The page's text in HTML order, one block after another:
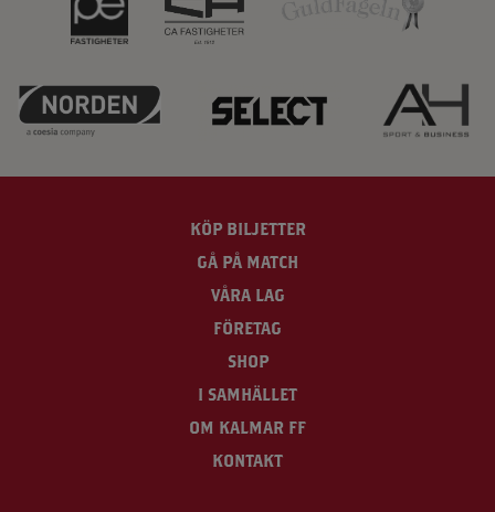
KÖP BILJETTER
GÅ PÅ MATCH
VÅRA LAG
FÖRETAG
SHOP
I SAMHÄLLET
OM KALMAR FF
KONTAKT